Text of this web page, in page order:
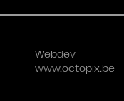
Webdev
www.octopix.be